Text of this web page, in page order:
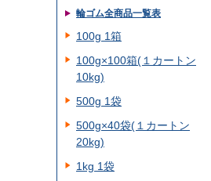
輪ゴム全商品一覧表
100g 1箱
100g×100箱(１カートン
10kg)
500g 1袋
500g×40袋(１カートン
20kg)
1kg 1袋